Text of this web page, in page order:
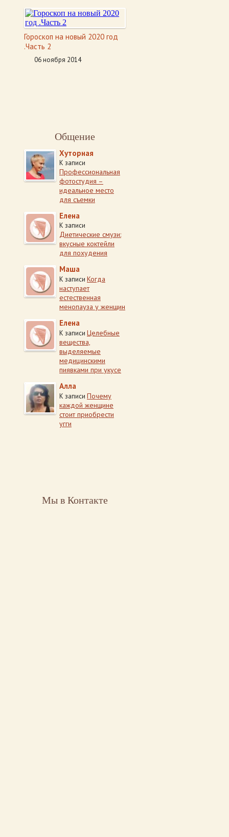
Гороскоп на новый 2020 год
.Часть 2
06 ноября 2014
Общение
Хуторная
К записи
Профессиональная
фотостудия –
идеальное место
для съемки
Елена
К записи
Диетические смузи:
вкусные коктейли
для похудения
Маша
К записи Когда
наступает
естественная
менопауза у женщин
Елена
К записи Целебные
вещества,
выделяемые
медицинскими
пиявками при укусе
Алла
К записи Почему
каждой женщине
стоит приобрести
угги
Мы в Контакте